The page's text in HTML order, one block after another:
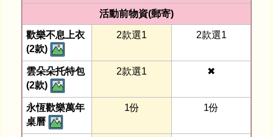
活動前物資(郵寄)
歡樂不息上衣
(2款)
2款選1 2款選1
雲朵朵托特包
(2款)
2款選1 ✖︎
永恆歡樂萬年
桌曆
1份 1份